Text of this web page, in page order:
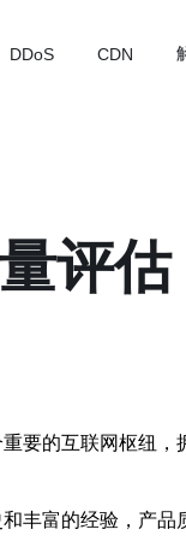
DDoS CDN
评估
要的互联网枢纽
丰富的经验，产